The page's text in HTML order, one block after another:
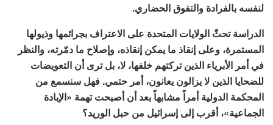
لنفسه بالفرادة والتفوق الحضاري.
الدراسة تحثّ الولايات المتحدة على الاعتراف بجرائمها وذيولها
المستمرة، وعلى إنقاذ ما يمكن إنقاذه، وإصلاح ما دمّرته، والنظر
في أمر الأبرياء الذين تركتهم خلفها، لا، بل ترى أن التعويضات
للضحايا الذين لا يزالون يعانون، أمر حتمي. فهل سنسمع من
المحكمة الدولية أمراً مشابهاً بعد أن أصبحت تهمة «الإبادة
الجماعية»، أقرب إلى إسرائيل من حبل الوريد؟